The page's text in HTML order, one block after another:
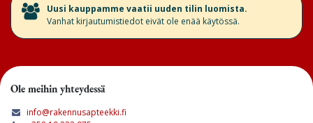
​Uusi kauppamme vaatii uuden tilin luomista.
Vanhat kirjautumistiedot eivät ole enää käytössä.
Ole meihin yhteydessä
info@rakennusapteekki.fi